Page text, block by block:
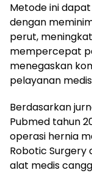
Metode ini
dengan
perut,
mempercepat
menegaskan
pelayanan
Berdasarkan
Pubmed tahun
operasi hernia
Robotic Surgery
alat medis